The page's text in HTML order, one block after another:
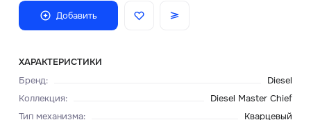
Добавить
ХАРАКТЕРИСТИКИ
Бренд:
Diesel
Коллекция:
Diesel Master Chief
Тип механизма:
Кварцевый
Блог